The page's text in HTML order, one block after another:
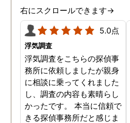
右にスクロールできます→
5.0点
浮気調査
浮気調査をこちらの探偵事
務所に依頼しましたが親身
に相談に乗ってくれました
し、調査の内容も素晴らし
かったです。 本当に信頼で
きる探偵事務所だと感じま